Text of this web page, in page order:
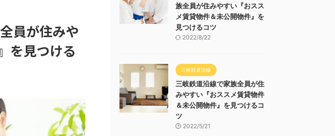
員が住みや
を見つける
族全員が住みやすい『おスス
メ賃貸物件＆未公開物件』を
見つけるコツ
2022/8/22
三岐鉄道沿線
三岐鉄道沿線で家族全員が住
みやすい『おススメ賃貸物件
＆未公開物件』を見つけるコ
ツ
2022/5/21